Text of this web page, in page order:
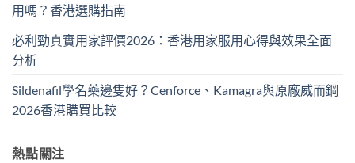
用嗎？香港選購指南
必利勁真實用家評價2026：香港用家服用心得與效果全面
分析
Sildenafil學名藥邊隻好？Cenforce、Kamagra與原廠威而鋼
2026香港購買比較
熱點關注